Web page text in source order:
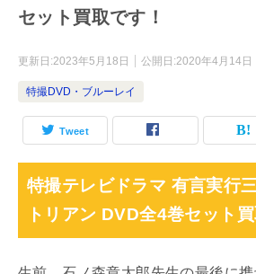
セット買取です！
更新日:2023年5月18日 公開日:2020年4月14日
特撮DVD・ブルーレイ
Tweet
特撮テレビドラマ 有言実行
トリアン DVD全4巻セット買